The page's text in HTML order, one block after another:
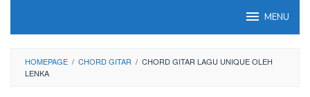
MENU
HOMEPAGE / CHORD GITAR / CHORD GITAR LAGU UNIQUE OLEH
LENKA